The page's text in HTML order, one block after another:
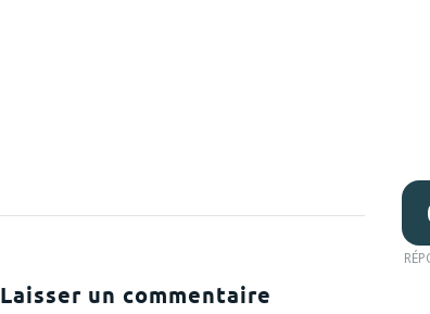
Laisser un commentaire